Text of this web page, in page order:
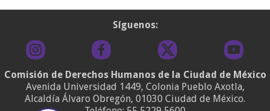
Síguenos:
Comisión de Derechos Humanos de la Ciudad de México
Avenida Universidad 1449, Colonia Pueblo Axotla,
Alcaldía Álvaro Obregón, 01030 Ciudad de México.